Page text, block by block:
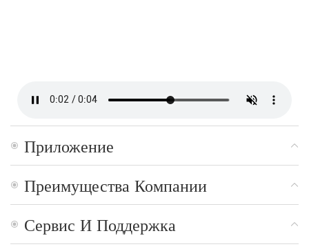
Приложение
Преимущества Компании
Сервис И Поддержка